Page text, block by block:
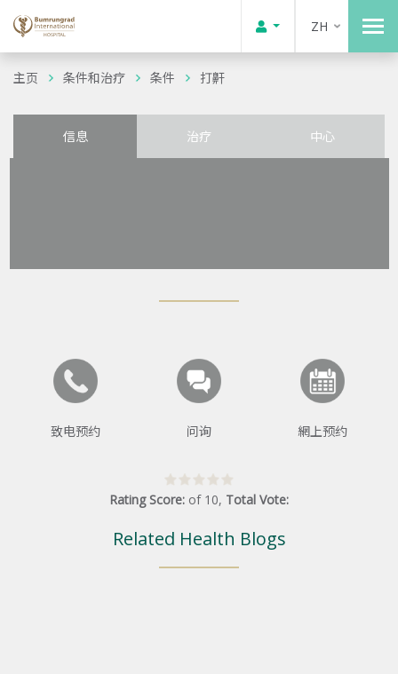
ZH
主页 条件和治疗 条件 打鼾
信息 治疗 中心
致电预约 问询 網上预约
Rating Score: of 10, Total Vote:
Related Health Blogs